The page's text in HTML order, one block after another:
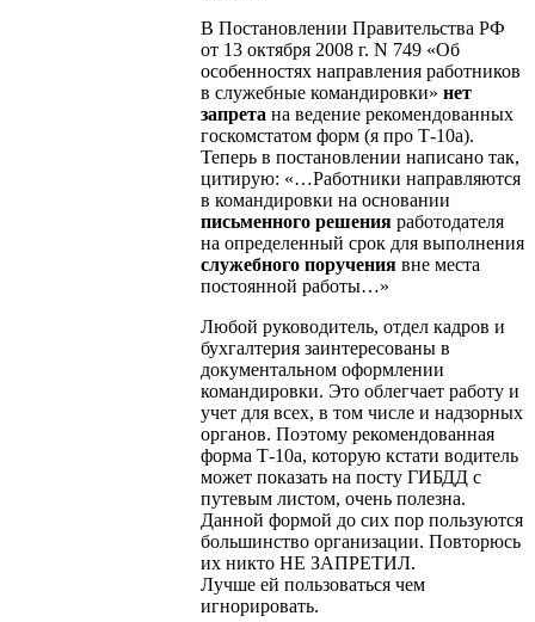
В Постановлении Правительства РФ
от 13 октября 2008 г. N 749 «Об
особенностях направления работников
в служебные командировки» нет
запрета на ведение рекомендованных
госкомстатом форм (я про Т-10а).
Теперь в постановлении написано так,
цитирую: «…Работники направляются
в командировки на основании
письменного решения работодателя
на определенный срок для выполнения
служебного поручения вне места
постоянной работы…»
Любой руководитель, отдел кадров и
бухгалтерия заинтересованы в
документальном оформлении
командировки. Это облегчает работу и
учет для всех, в том числе и надзорных
органов. Поэтому рекомендованная
форма Т-10а, которую кстати водитель
может показать на посту ГИБДД с
путевым листом, очень полезна.
Данной формой до сих пор пользуются
большинство организации. Повторюсь
их никто НЕ ЗАПРЕТИЛ.
Лучше ей пользоваться чем
игнорировать.